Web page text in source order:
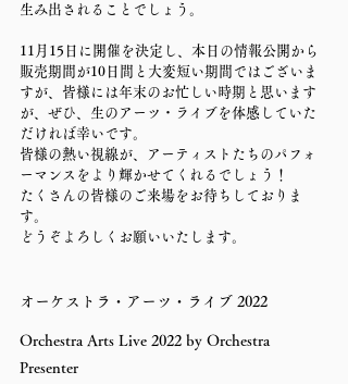
生み出されることでしょう。
11月15日に開催を決定し、本日の情報公開から
販売期間が10日間と大変短い期間ではございま
すが、皆様には年末のお忙しい時期と思います
が、ぜひ、生のアーツ・ライブを体感していた
だければ幸いです。
皆様の熱い視線が、アーティストたちのパフォ
ーマンスをより輝かせてくれるでしょう！
たくさんの皆様のご来場をお待ちしておりま
す。
どうぞよろしくお願いいたします。
オーケストラ・アーツ・ライブ 2022
Orchestra Arts Live 2022 by Orchestra
Presenter